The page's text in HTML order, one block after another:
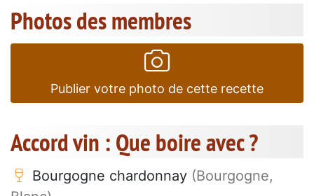
Photos des membres
Publier votre photo de cette recette
Accord vin : Que boire avec ?
Bourgogne chardonnay (Bourgogne,